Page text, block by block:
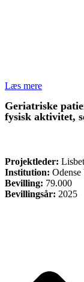
Læs mere
Geriatriske
fysisk aktivitet,
Projektleder:
Institution:
Bevilling: 79.000
Bevillingsår: 2025